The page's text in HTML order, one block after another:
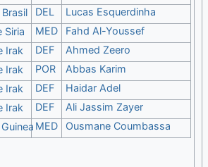
DEL
Lucas Esquerdinha
MED
Fahd Al-Youssef
DEF
Ahmed Zeero
POR
Abbas Karim
DEF
Haidar Adel
DEF
Ali Jassim Zayer
MED Ousmane Coumbassa